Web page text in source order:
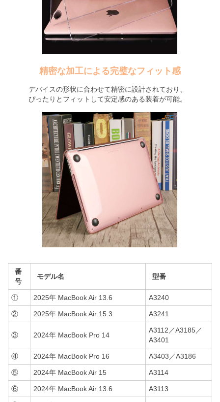
精密な加工による完璧なフィット感
デバイスの形状に合わせて精密に設計されており、
ぴったりとフィットして安定感のある装着が可能。
番
号
モデル名 型番
① 2025年 MacBook Air 13.6 A3240
② 2025年 MacBook Air 15.3 A3241
③ 2024年 MacBook Pro 14
A3112／A3185／
A3401
④ 2024年 MacBook Pro 16 A3403／A3186
⑤ 2024年 MacBook Air 15 A3114
⑥ 2024年 MacBook Air 13.6 A3113